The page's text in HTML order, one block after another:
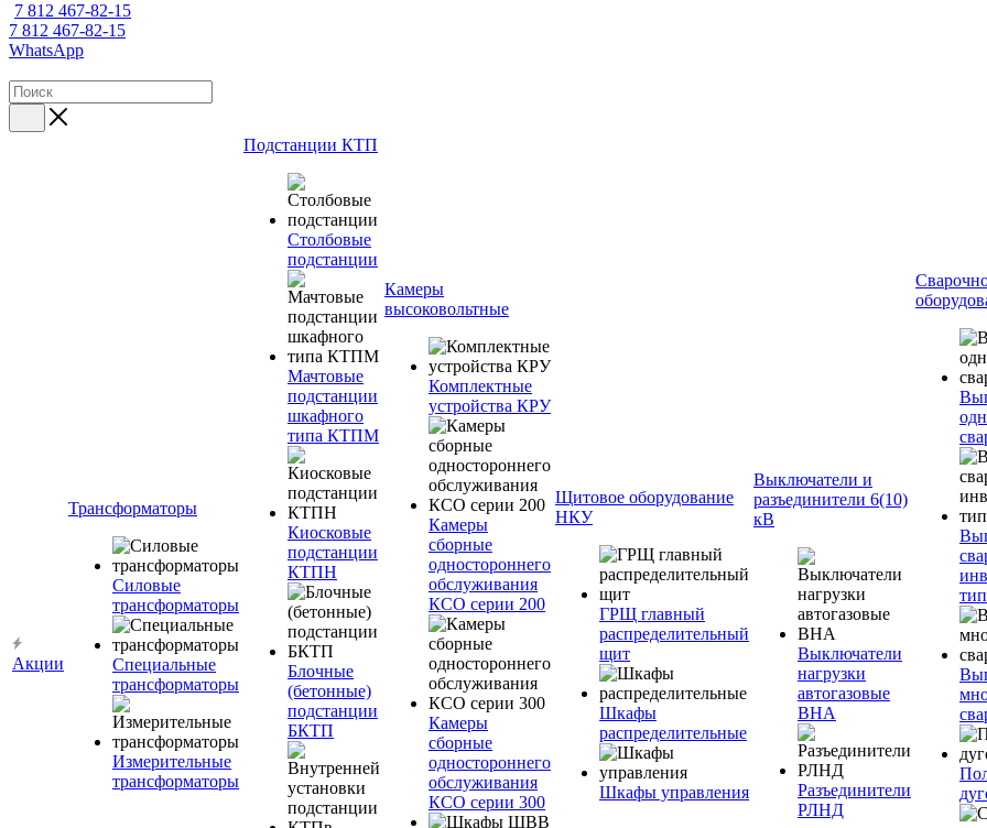
7 812 467-82-15
7 812 467-82-15
WhatsApp
Акции
Трансформаторы
Силовые
трансформаторы
Специальные
трансформаторы
Измерительные
трансформаторы
Подстанции КТП
Столбовые
подстанции
Мачтовые
подстанции
шкафного
типа КТПМ
Киосковые
подстанции
КТПН
Блочные
(бетонные)
подстанции
БКТП
Камеры
высоковольтные
Комплектные
устройства КРУ
Камеры
сборные
одностороннего
обслуживания
КСО серии 200
Камеры
сборные
одностороннего
обслуживания
КСО серии 300
Щитовое оборудование
НКУ
ГРЩ главный
распределительный
щит
Шкафы
распределительные
Шкафы управления
Выключатели и
разъединители 6(10)
кВ
Выключатели
нагрузки
автогазовые
ВНА
Разъединители
РЛНД